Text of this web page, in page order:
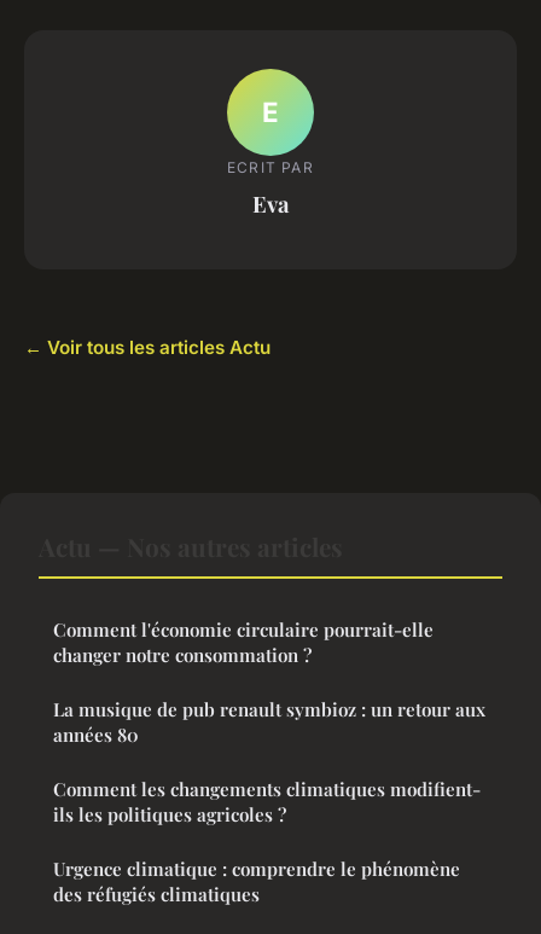
E
ECRIT PAR
Eva
← Voir tous les articles Actu
Comment l'économie circulaire pourrait-elle
changer notre consommation ?
La musique de pub renault symbioz : un retour aux
années 80
Comment les changements climatiques modifient-
ils les politiques agricoles ?
Urgence climatique : comprendre le phénomène
des réfugiés climatiques